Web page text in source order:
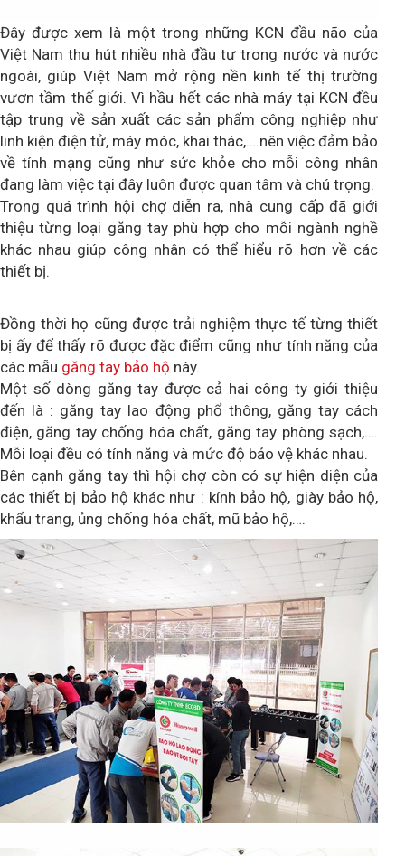
Đây được xem là một trong những KCN đầu não của
Việt Nam thu hút nhiều nhà đầu tư trong nước và nước
ngoài, giúp Việt Nam mở rộng nền kinh tế thị trường
vươn tầm thế giới. Vì hầu hết các nhà máy tại KCN đều
tập trung về sản xuất các sản phẩm công nghiệp như
linh kiện điện tử, máy móc, khai thác,….nên việc đảm bảo
về tính mạng cũng như sức khỏe cho mỗi công nhân
đang làm việc tại đây luôn được quan tâm và chú trọng.
Trong quá trình hội chợ diễn ra, nhà cung cấp đã giới
thiệu từng loại găng tay phù hợp cho mỗi ngành nghề
khác nhau giúp công nhân có thể hiểu rõ hơn về các
thiết bị.
Đồng thời họ cũng được trải nghiệm thực tế từng thiết
bị ấy để thấy rõ được đặc điểm cũng như tính năng của
các mẫu găng tay bảo hộ này.
Một số dòng găng tay được cả hai công ty giới thiệu
đến là : găng tay lao động phổ thông, găng tay cách
điện, găng tay chống hóa chất, găng tay phòng sạch,….
Mỗi loại đều có tính năng và mức độ bảo vệ khác nhau.
Bên cạnh găng tay thì hội chợ còn có sự hiện diện của
các thiết bị bảo hộ khác như : kính bảo hộ, giày bảo hộ,
khẩu trang, ủng chống hóa chất, mũ bảo hộ,….